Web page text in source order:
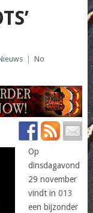
No
Op
dinsdagavond
29 november
vindt in 013
een bijzonder